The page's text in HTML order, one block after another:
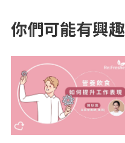
你們可能有興趣